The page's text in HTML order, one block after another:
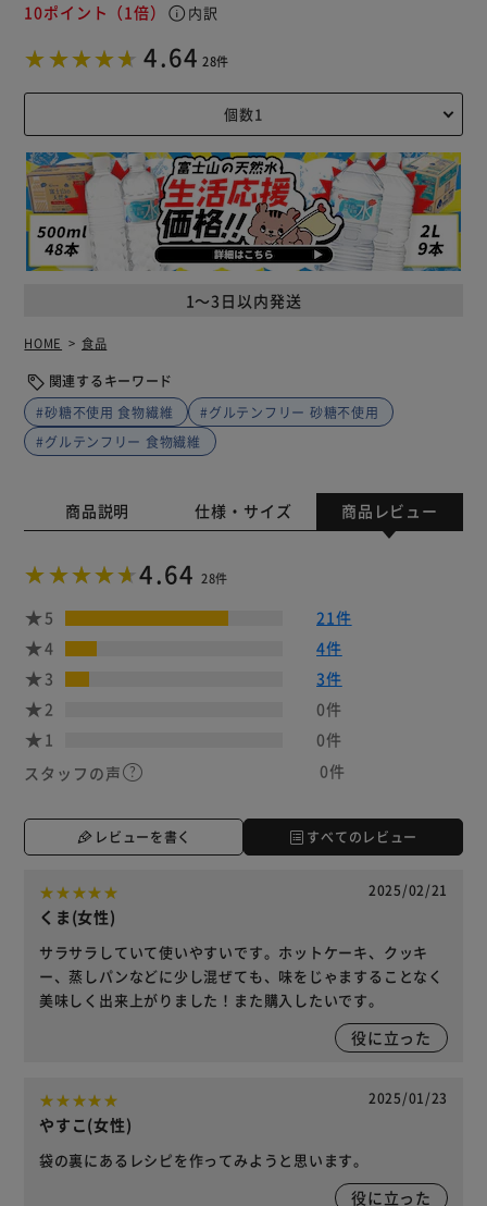
10ポイント （1倍） info 内訳
4.64 28件
1～3日以内発送
HOME 食品
関連するキーワード
#砂糖不使用 食物繊維
#グルテンフリー 砂糖不使用
#グルテンフリー 食物繊維
商品説明 仕様・サイズ 商品レビュー
4.64 28件
5
21件
4
4件
3
3件
2
0件
1
0件
スタッフの声
0件
レビューを書く すべてのレビュー
2025/02/21
くま(女性)
サラサラしていて使いやすいです。ホットケーキ、クッキ
ー、蒸しパンなどに少し混ぜても、味をじゃますることなく
美味しく出来上がりました！また購入したいです。
役に立った
2025/01/23
やすこ(女性)
袋の裏にあるレシピを作ってみようと思います。
役に立った